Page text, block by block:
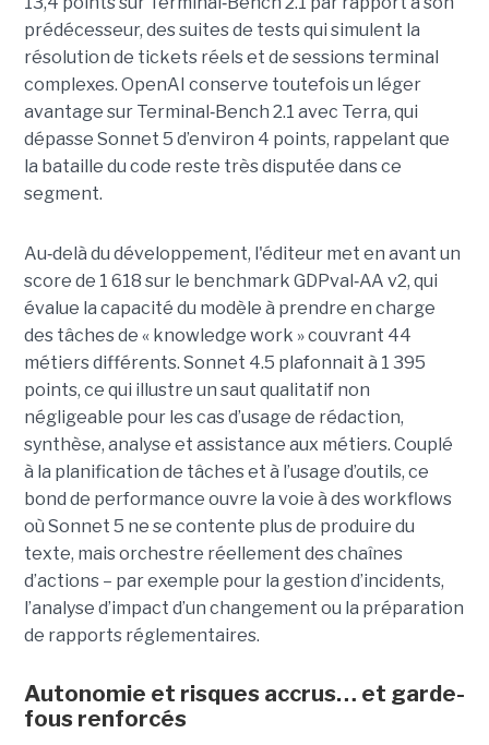
prédécesseur, des suites de tests qui simulent la
résolution de tickets réels et de sessions terminal
complexes. OpenAI conserve toutefois un léger
avantage sur Terminal‑Bench 2.1 avec Terra, qui
dépasse Sonnet 5 d’environ 4 points, rappelant que
la bataille du code reste très disputée dans ce
segment.
Au‑delà du développement, l'éditeur met en avant un
score de 1 618 sur le benchmark GDPval‑AA v2, qui
évalue la capacité du modèle à prendre en charge
des tâches de « knowledge work » couvrant 44
métiers différents. Sonnet 4.5 plafonnait à 1 395
points, ce qui illustre un saut qualitatif non
négligeable pour les cas d’usage de rédaction,
synthèse, analyse et assistance aux métiers. Couplé
à la planification de tâches et à l’usage d’outils, ce
bond de performance ouvre la voie à des workflows
où Sonnet 5 ne se contente plus de produire du
texte, mais orchestre réellement des chaînes
d’actions – par exemple pour la gestion d’incidents,
l’analyse d’impact d’un changement ou la préparation
de rapports réglementaires.
Autonomie et risques accrus… et garde-
fous renforcés